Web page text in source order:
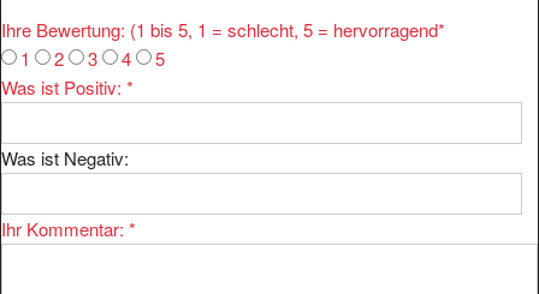
Ihre Bewertung: (1 bis 5, 1 = schlecht, 5 = hervorragend*
1
2 3 4
5
Was ist Positiv: *
Was ist Negativ:
Ihr Kommentar: *